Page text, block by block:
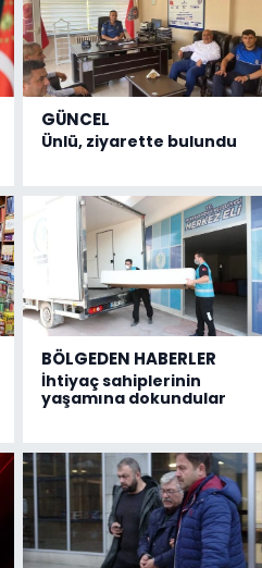
GÜNCEL
Ünlü, ziyarette bulundu
BÖLGEDEN HABERLER
İhtiyaç sahiplerinin
yaşamına dokundular